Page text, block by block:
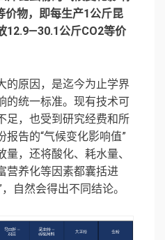
物，即每生产1公斤昆
12.9—30.1公斤CO2等价
的原因，是迄今为止学界
的统一标准。现有技术可
足，也受到研究经费和所
告的“气候变化影响值”
，还将酸化、耗水量、
营养化等因素都囊括进
自然会得出不同结论。